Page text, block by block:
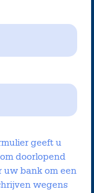
geeft u
om doorlopend
uw bank om een
wegens